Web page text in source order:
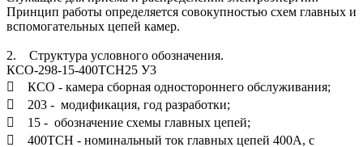
Принцип работы определяется совокупностью схем главных и
вспомогательных цепей камер.
2. Структура условного обозначения.
КСО-298-15-400ТСН25 У3
 КСО - камера сборная одностороннего обслуживания;
 203 - модификация, год разработки;
 15 - обозначение схемы главных цепей;
 400ТСН - номинальный ток главных цепей 400А, с